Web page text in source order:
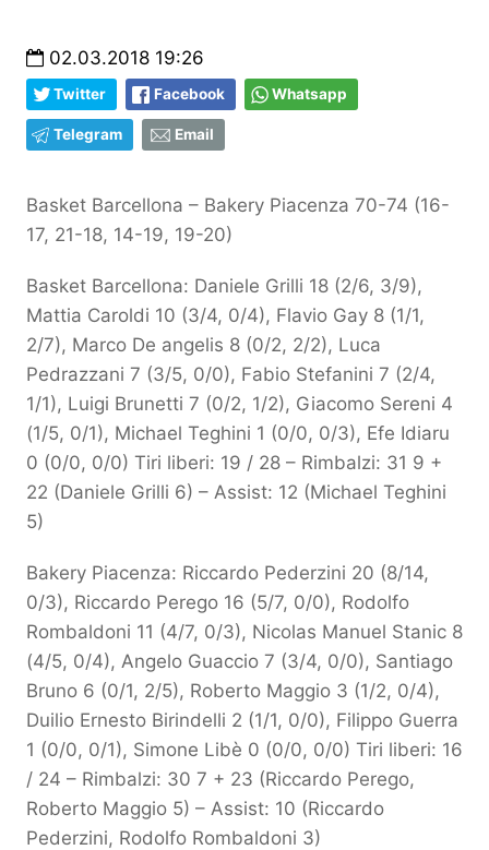
02.03.2018 19:26
Twitter Facebook Whatsapp
Telegram Email
Basket Barcellona – Bakery Piacenza 70-74 (16-
17, 21-18, 14-19, 19-20)
Basket Barcellona: Daniele Grilli 18 (2/6, 3/9),
Mattia Caroldi 10 (3/4, 0/4), Flavio Gay 8 (1/1,
2/7), Marco De angelis 8 (0/2, 2/2), Luca
Pedrazzani 7 (3/5, 0/0), Fabio Stefanini 7 (2/4,
1/1), Luigi Brunetti 7 (0/2, 1/2), Giacomo Sereni 4
(1/5, 0/1), Michael Teghini 1 (0/0, 0/3), Efe Idiaru
0 (0/0, 0/0) Tiri liberi: 19 / 28 – Rimbalzi: 31 9 +
22 (Daniele Grilli 6) – Assist: 12 (Michael Teghini
5)
Bakery Piacenza: Riccardo Pederzini 20 (8/14,
0/3), Riccardo Perego 16 (5/7, 0/0), Rodolfo
Rombaldoni 11 (4/7, 0/3), Nicolas Manuel Stanic 8
(4/5, 0/4), Angelo Guaccio 7 (3/4, 0/0), Santiago
Bruno 6 (0/1, 2/5), Roberto Maggio 3 (1/2, 0/4),
Duilio Ernesto Birindelli 2 (1/1, 0/0), Filippo Guerra
1 (0/0, 0/1), Simone Libè 0 (0/0, 0/0) Tiri liberi: 16
/ 24 – Rimbalzi: 30 7 + 23 (Riccardo Perego,
Roberto Maggio 5) – Assist: 10 (Riccardo
Pederzini, Rodolfo Rombaldoni 3)